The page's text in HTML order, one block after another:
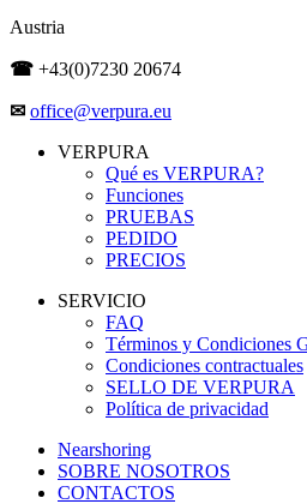
Austria
☎ +43(0)7230 20674
✉ office@verpura.eu
VERPURA
Qué es VERPURA?
Funciones
PRUEBAS
PEDIDO
PRECIOS
SERVICIO
FAQ
Términos y Condiciones
Condiciones contractuales
SELLO DE VERPURA
Política de privacidad
Nearshoring
SOBRE NOSOTROS
CONTACTOS